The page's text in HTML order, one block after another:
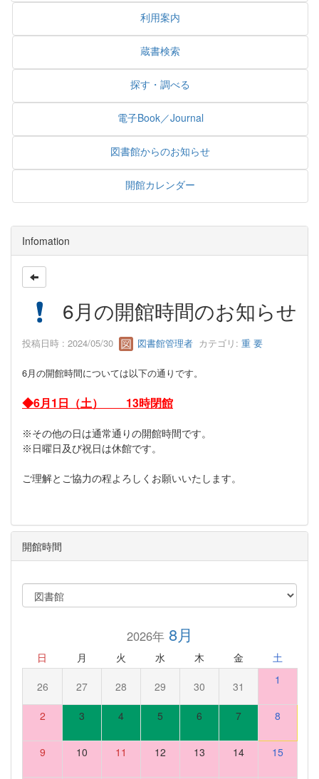
利用案内
蔵書検索
探す・調べる
電子Book／Journal
図書館からのお知らせ
開館カレンダー
Infomation
6月の開館時間のお知らせ
投稿日時 : 2024/05/30 図書館管理者 カテゴリ: 重 要
6月の開館時間については以下の通りです。
◆6月1日（土） 13時閉館
※その他の日は通常通りの開館時間です。
※日曜日及び祝日は休館です。
ご理解とご協力の程よろしくお願いいたします。
開館時間
2026年8月
日 月 火 水 木 金 土
26 27 28 29 30 31 1
2 3 4 5 6 7 8
9 10 11 12 13 14 15